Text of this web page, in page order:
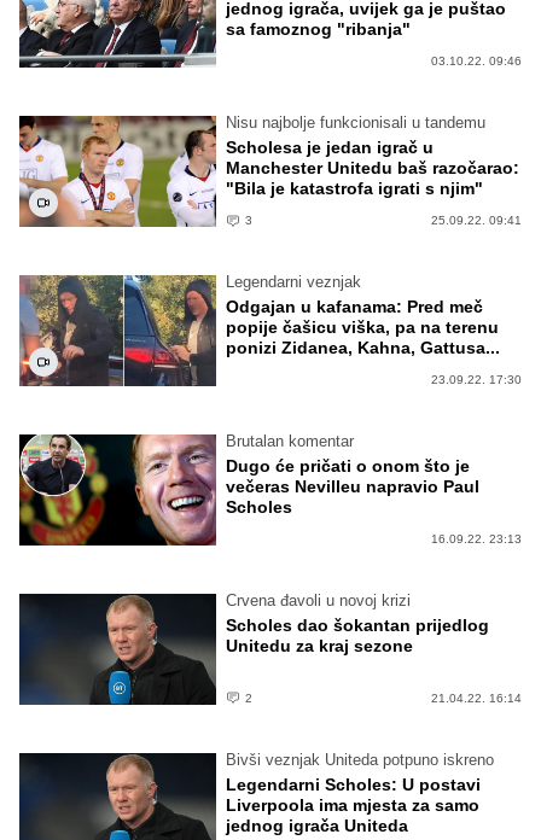
jednog igrača, uvijek ga je puštao
sa famoznog "ribanja"
03.10.22. 09:46
Nisu najbolje funkcionisali u tandemu
Scholesa je jedan igrač u
Manchester Unitedu baš razočarao:
"Bila je katastrofa igrati s njim"
3 25.09.22. 09:41
Legendarni veznjak
Odgajan u kafanama: Pred meč
popije čašicu viška, pa na terenu
ponizi Zidanea, Kahna, Gattusa...
23.09.22. 17:30
Brutalan komentar
Dugo će pričati o onom što je
večeras Nevilleu napravio Paul
Scholes
16.09.22. 23:13
Crvena đavoli u novoj krizi
Scholes dao šokantan prijedlog
Unitedu za kraj sezone
2 21.04.22. 16:14
Bivši veznjak Uniteda potpuno iskreno
Legendarni Scholes: U postavi
Liverpoola ima mjesta za samo
jednog igrača Uniteda